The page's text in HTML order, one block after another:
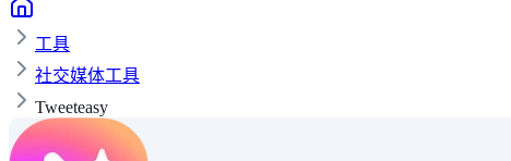
工具
社交媒体工具
Tweeteasy